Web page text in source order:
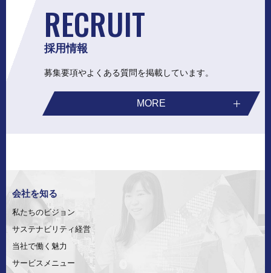
RECRUIT
採用情報
募集要項やよくある質問を掲載しています。
MORE
会社を知る
私たちのビジョン
サステナビリティ経営
当社で働く魅力
サービスメニュー